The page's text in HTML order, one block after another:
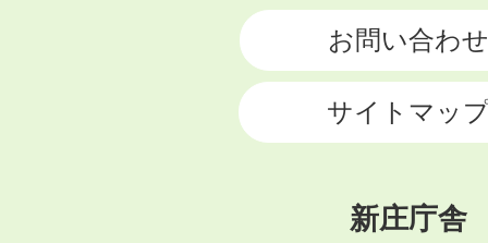
お問い合わせ
サイトマッ
新庄庁舎